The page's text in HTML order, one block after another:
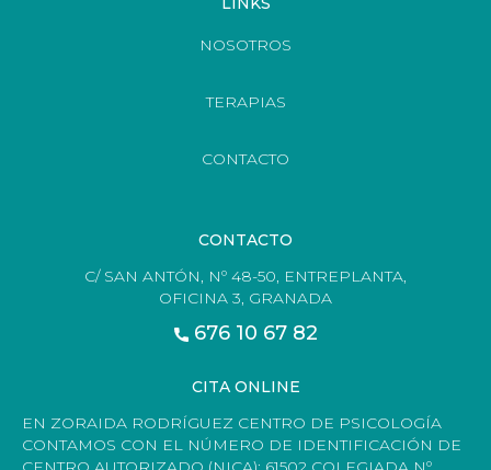
NOSOTROS
TERAPIAS
CONTACTO
CONTACTO
C/ SAN ANTÓN, Nº 48-50, ENTREPLANTA,
OFICINA 3, GRANADA
676 10 67 82
CITA ONLINE
EN ZORAIDA RODRÍGUEZ CENTRO DE PSICOLOGÍA
CONTAMOS CON EL NÚMERO DE IDENTIFICACIÓN DE